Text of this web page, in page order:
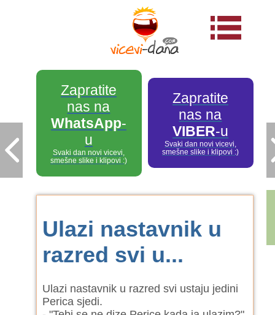
Zapratite
nas na
WhatsApp-
u
Svaki dan novi vicevi,
smešne slike i klipovi :)
Zapratite
nas na
VIBER-u
Svaki dan novi vicevi,
smešne slike i klipovi :)
Ulazi nastavnik u
razred svi u...
Ulazi nastavnik u razred svi ustaju jedini
Perica sjedi.